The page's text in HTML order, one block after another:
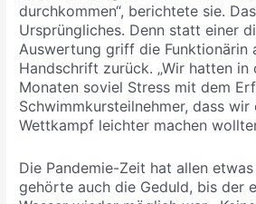
durchkommen“, berichtete sie.
Ursprüngliches. Denn statt einer
Auswertung griff die Funktionärin
Handschrift zurück. „Wir hatten in
Monaten soviel Stress mit dem
Schwimmkursteilnehmer, dass wir
Wettkampf leichter machen
Die Pandemie-Zeit hat allen
gehörte auch die Geduld, bis der